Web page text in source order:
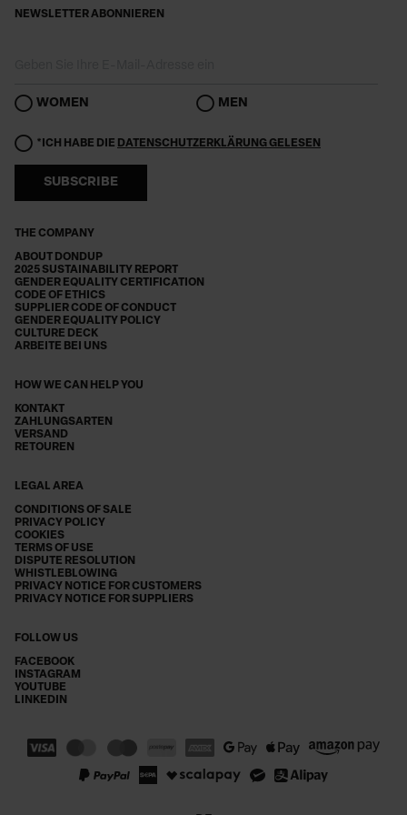
THE COMPANY
ABOUT DONDUP
2025 SUSTAINABILITY REPORT
GENDER EQUALITY CERTIFICATION
CODE OF ETHICS
SUPPLIER CODE OF CONDUCT
GENDER EQUALITY POLICY
CULTURE DECK
ARBEITE BEI UNS
HOW WE CAN HELP YOU
KONTAKT
ZAHLUNGSARTEN
VERSAND
RETOUREN
LEGAL AREA
CONDITIONS OF SALE
PRIVACY POLICY
COOKIES
TERMS OF USE
DISPUTE RESOLUTION
WHISTLEBLOWING
PRIVACY NOTICE FOR CUSTOMERS
PRIVACY NOTICE FOR SUPPLIERS
FOLLOW US
FACEBOOK
INSTAGRAM
YOUTUBE
LINKEDIN
NEWSLETTER ABONNIEREN
WOMEN MEN
*ICH HABE DIE DATENSCHUTZERKLÄRUNG GELESEN
SUBSCRIBE